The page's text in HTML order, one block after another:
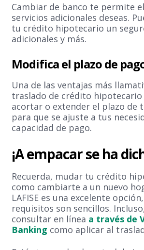
Cambiar de banco te permite
servicios adicionales deseas.
tu crédito hipotecario un
adicionales y más.
Modifica el plazo de
Una de las ventajas más
traslado de crédito hipotecario
acortar o extender el plazo de
para que se ajuste a tus
capacidad de pago.
¡A empacar se ha
Recuerda, mudar tu crédito
como cambiarte a un nuevo
LAFISE es una excelente
requisitos son sencillos.
consultar en línea a través de
Banking como aplicar al